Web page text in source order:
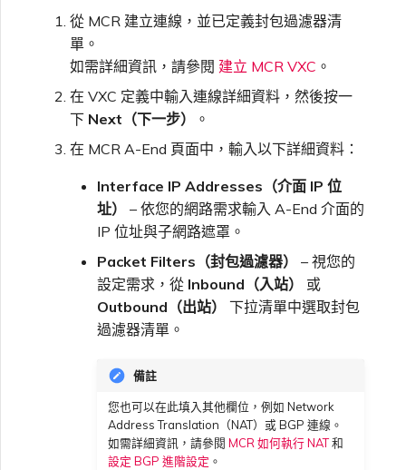
從 MCR 建立連線，並已定義封包過濾器清
單。
如需詳細資訊，請參閱 建立 MCR VXC 。
在 VXC 定義中輸入連線詳細資料，然後按一
下 Next（下一步）
。
在 MCR A-End 頁面中，輸入以下詳細資料：
Interface IP Addresses（介面 IP 位
址）
– 依您的網路需求輸入 A-End 介面的
IP 位址與子網路遮罩。
Packet Filters（封包過濾器）
– 視您的
設定需求，從 Inbound（入站）
或
Outbound（出站）
下拉清單中選取封包
過濾器清單。
備註
您也可以在此填入其他欄位，例如 Network
Address Translation（NAT）或 BGP 連線。
如需詳細資訊，請參閱 MCR 如何執行 NAT和
設定 BGP 進階設定 。